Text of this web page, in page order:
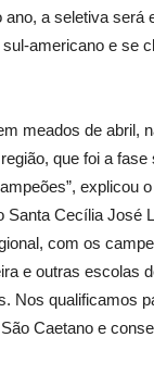
a seletiva será
americano e se
meados de abril,
que foi a fase
explicou
Santa Cecília José
com os
e outras escolas
Nos qualificamos
Caetano e